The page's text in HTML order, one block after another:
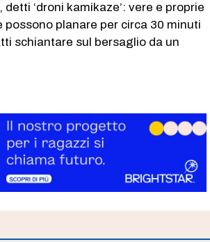
‘droni kamikaze’: vere e proprie
possono planare per circa 30 minuti
schiantare sul bersaglio da un